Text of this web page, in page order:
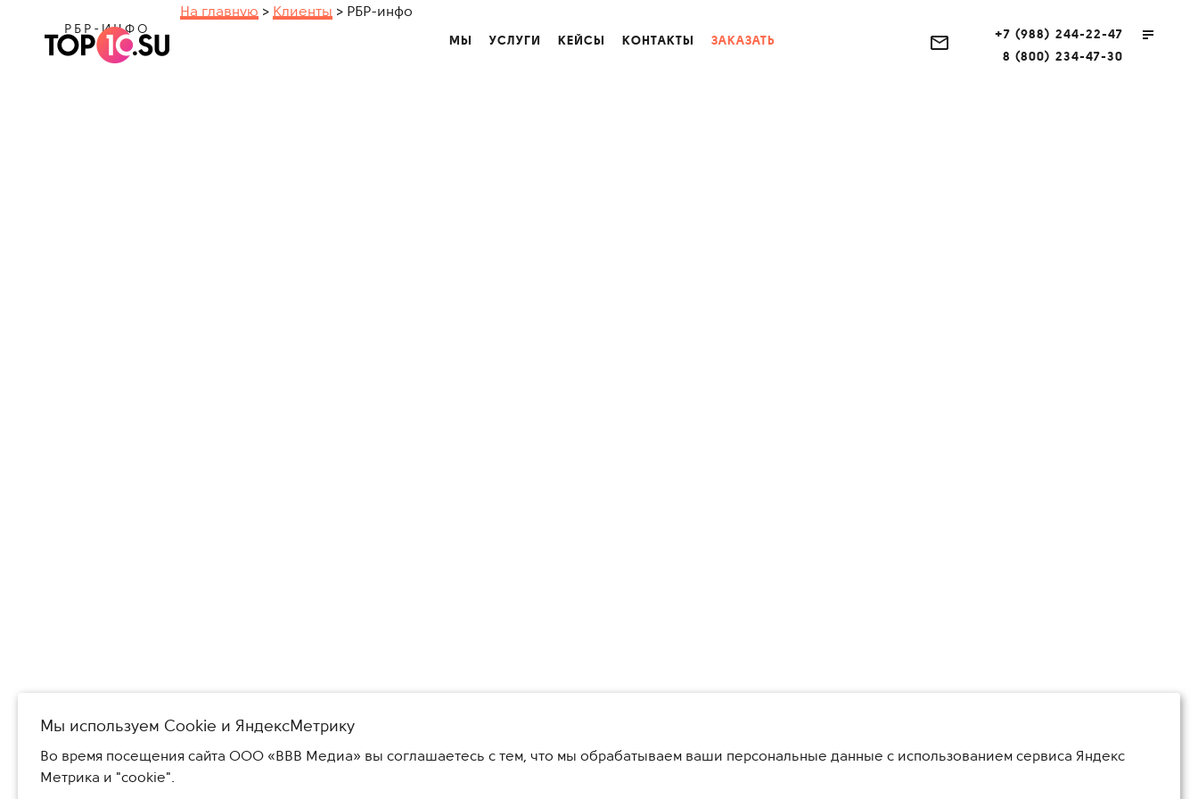
МЫ УСЛУГИ КЕЙСЫ КОНТАКТЫ ЗАКАЗАТЬ
+7 (988) 244-22-47
8 (800) 234-47-30
На главную > Клиенты > РБР-инфо
РБР-ИНФО
Мы используем Сookie и ЯндексМетрику
Во время посещения сайта ООО «ВВВ Медиа» вы соглашаетесь с тем, что мы обрабатываем ваши персональные данные с использованием сервиса Яндекс
Метрика и "cookie".